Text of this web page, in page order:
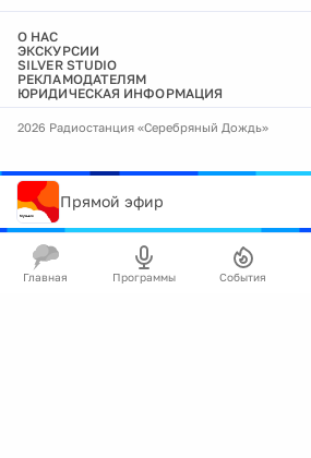
О НАС
ЭКСКУРСИИ
SILVER STUDIO
РЕКЛАМОДАТЕЛЯМ
ЮРИДИЧЕСКАЯ ИНФОРМАЦИЯ
2026 Радиостанция «Серебряный Дождь»
Прямой эфир
Главная Программы События